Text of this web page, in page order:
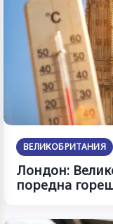
ВЕЛИКОБРИТАНИЯ
Лондон:
поредна